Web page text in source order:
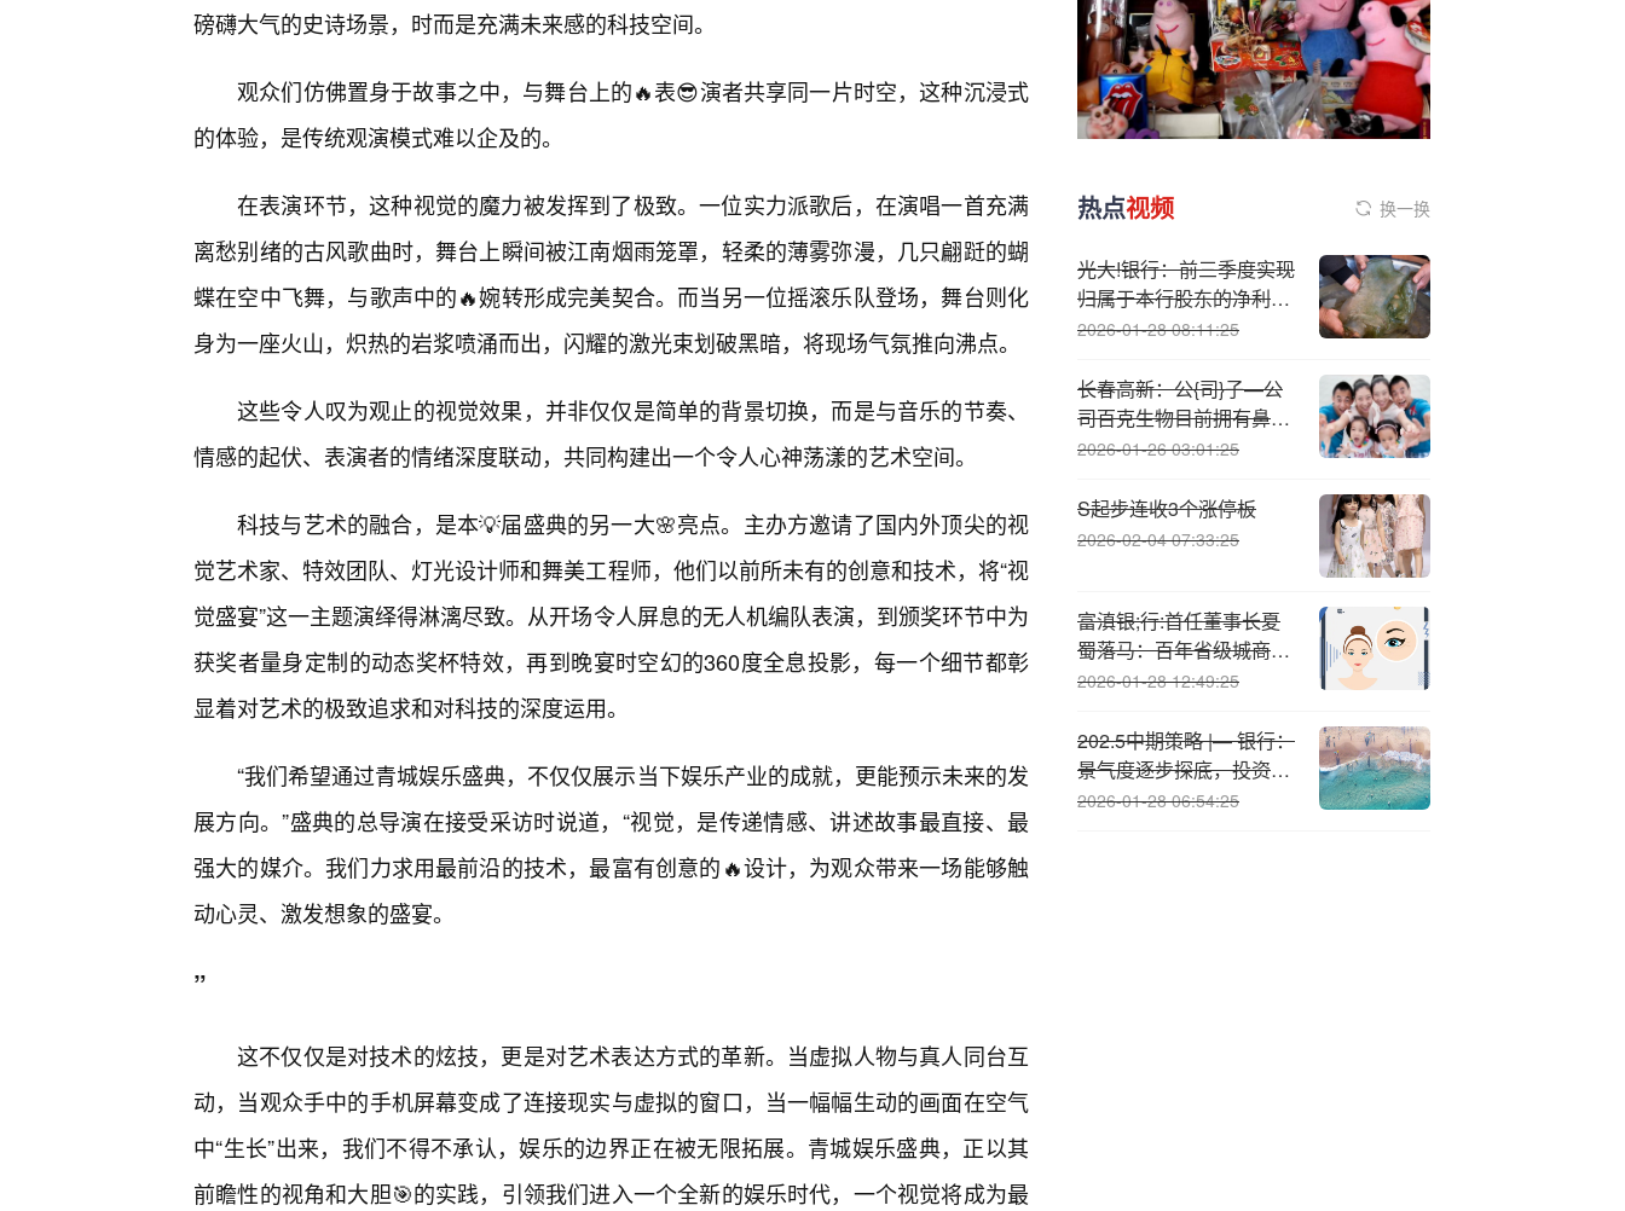
磅礴大气的史诗场景，时而是充满未来感的科技空间。
观众们仿佛置身于故事之中，与舞台上的🔥表😎演者共享同一片时空，这种沉浸式
的体验，是传统观演模式难以企及的。
在表演环节，这种视觉的魔力被发挥到了极致。一位实力派歌后，在演唱一首充满
离愁别绪的古风歌曲时，舞台上瞬间被江南烟雨笼罩，轻柔的薄雾弥漫，几只翩跹的蝴
蝶在空中飞舞，与歌声中的🔥婉转形成完美契合。而当另一位摇滚乐队登场，舞台则化
身为一座火山，炽热的岩浆喷涌而出，闪耀的激光束划破黑暗，将现场气氛推向沸点。
这些令人叹为观止的视觉效果，并非仅仅是简单的背景切换，而是与音乐的节奏、
情感的起伏、表演者的情绪深度联动，共同构建出一个令人心神荡漾的艺术空间。
科技与艺术的融合，是本💡届盛典的另一大🌸亮点。主办方邀请了国内外顶尖的视
觉艺术家、特效团队、灯光设计师和舞美工程师，他们以前所未有的创意和技术，将“视
觉盛宴”这一主题演绎得淋漓尽致。从开场令人屏息的无人机编队表演，到颁奖环节中为
获奖者量身定制的动态奖杯特效，再到晚宴时空幻的360度全息投影，每一个细节都彰
显着对艺术的极致追求和对科技的深度运用。
“我们希望通过青城娱乐盛典，不仅仅展示当下娱乐产业的成就，更能预示未来的发
展方向。”盛典的总导演在接受采访时说道，“视觉，是传递情感、讲述故事最直接、最
强大的媒介。我们力求用最前沿的技术，最富有创意的🔥设计，为观众带来一场能够触
动心灵、激发想象的盛宴。
”
这不仅仅是对技术的炫技，更是对艺术表达方式的革新。当虚拟人物与真人同台互
动，当观众手中的手机屏幕变成了连接现实与虚拟的窗口，当一幅幅生动的画面在空气
中“生长”出来，我们不得不承认，娱乐的边界正在被无限拓展。青城娱乐盛典，正以其
前瞻性的视角和大胆🎯的实践，引领我们进入一个全新的娱乐时代，一个视觉将成为最
热点视频 换一换
光大!银行：前三季度实现
归属于本行股东的净利润
370.18亿元
2026-01-28 08:11:25
长春高新：公{司}子—公
司百克生物目前拥有鼻喷
流感疫苗（粉剂），同时
获得生产批件
2026-01-26 03:01:25
S起步连收3个涨停板
2026-02-04 07:33:25
富滇银;行:首任董事长夏
蜀落马：百年省级城商行
深陷腐败漩涡与治理危机
2026-01-28 12:49:25
202.5中期策略 |— 银行：
景气度逐步探底，投资与
质量决定趋势
2026-01-28 06:54:25